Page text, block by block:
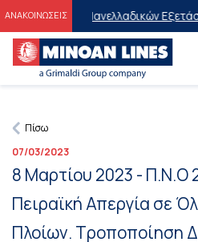
ΑΝΑΚΟΙΝΩΣΕΙΣτων Πανελλαδικών Εξετάσεων
Πίσω
07/03/2023
8 Μαρτίου 2023 - Π.Ν.Ο
Πειραϊκή Απεργία σε
Πλοίων. Τροποποίηση